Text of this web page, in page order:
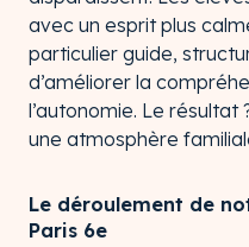
avec un esprit plus
particulier guide,
d’améliorer la
l’autonomie. Le résultat
une atmosphère
Le déroulement de
Paris 6e